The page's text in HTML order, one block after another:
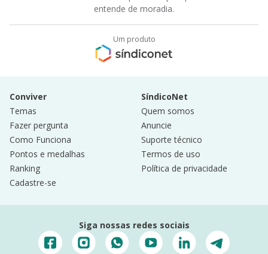
entende de moradia.
Um produto
Conviver
Temas
Fazer pergunta
Como Funciona
Pontos e medalhas
Ranking
Cadastre-se
SíndicoNet
Quem somos
Anuncie
Suporte técnico
Termos de uso
Política de privacidade
Siga nossas redes sociais